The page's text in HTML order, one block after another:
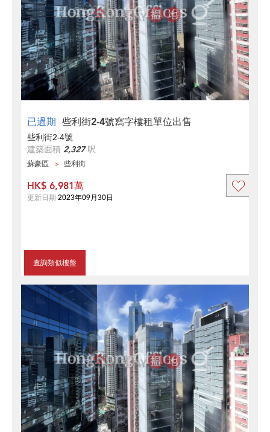
已過期 些利街2-4號寫字樓租單位出售
些利街2-4號
建築面積 2,327呎
蘇豪區 些利街
查詢類似樓盤
HK$ 6,981萬
更新日期 2023年09月30日